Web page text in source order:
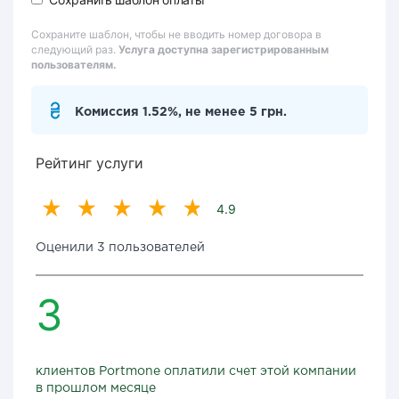
Сохраните шаблон, чтобы не вводить номер договора в
следующий раз. Услуга доступна зарегистрированным
пользователям.
Комиссия 1.52%, не менее 5 грн.
Рейтинг услуги
4.9
Оценили 3 пользователей
3
клиентов Portmone оплатили счет этой компании
в прошлом месяце